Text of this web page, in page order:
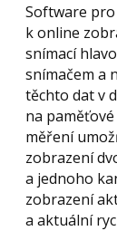
Software
k online
snímací
snímačem a
těchto dat v
na
měření
zobrazení
a jednoho
zobrazení
a aktuální